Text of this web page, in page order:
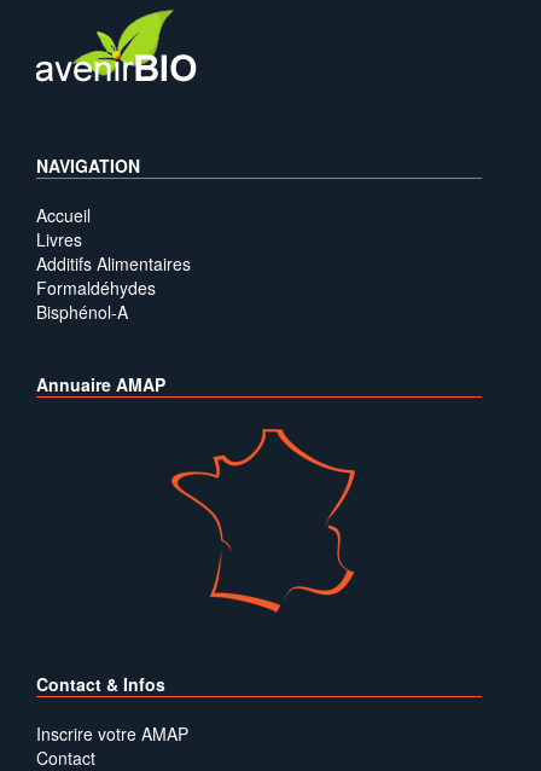
NAVIGATION
Accueil
Livres
Additifs Alimentaires
Formaldéhydes
Bisphénol-A
Annuaire AMAP
Contact & Infos
Inscrire votre AMAP
Contact